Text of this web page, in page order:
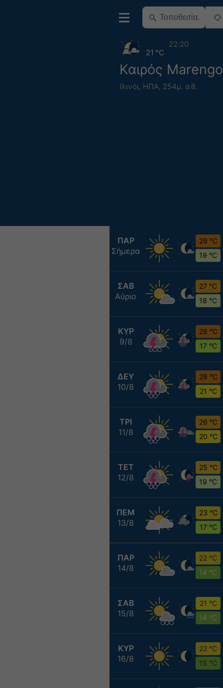
Καιρός Marengo
Ιλινόι, ΗΠΑ, 254μ. σ.θ.
21 °C
22:20
ΠΑΡ
Σήμερα
29 °C
19 °C
ΣΑΒ
Αύριο
27 °C
18 °C
ΚΥΡ
9/8
28 °C
17 °C
ΔΕΥ
10/8
28 °C
21 °C
ΤΡΙ
11/8
26 °C
20 °C
ΤΕΤ
12/8
25 °C
19 °C
ΠΕΜ
13/8
23 °C
17 °C
ΠΑΡ
14/8
22 °C
14 °C
ΣΑΒ
15/8
21 °C
14 °C
ΚΥΡ
16/8
22 °C
15 °C